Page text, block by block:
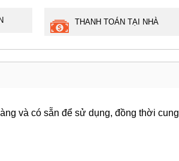
THANH TOÁN TẠI NHÀ
và có sẵn để sử dụng, đồng thời cung